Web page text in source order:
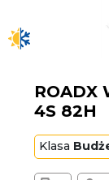
ROADX
4S 82H
Klasa